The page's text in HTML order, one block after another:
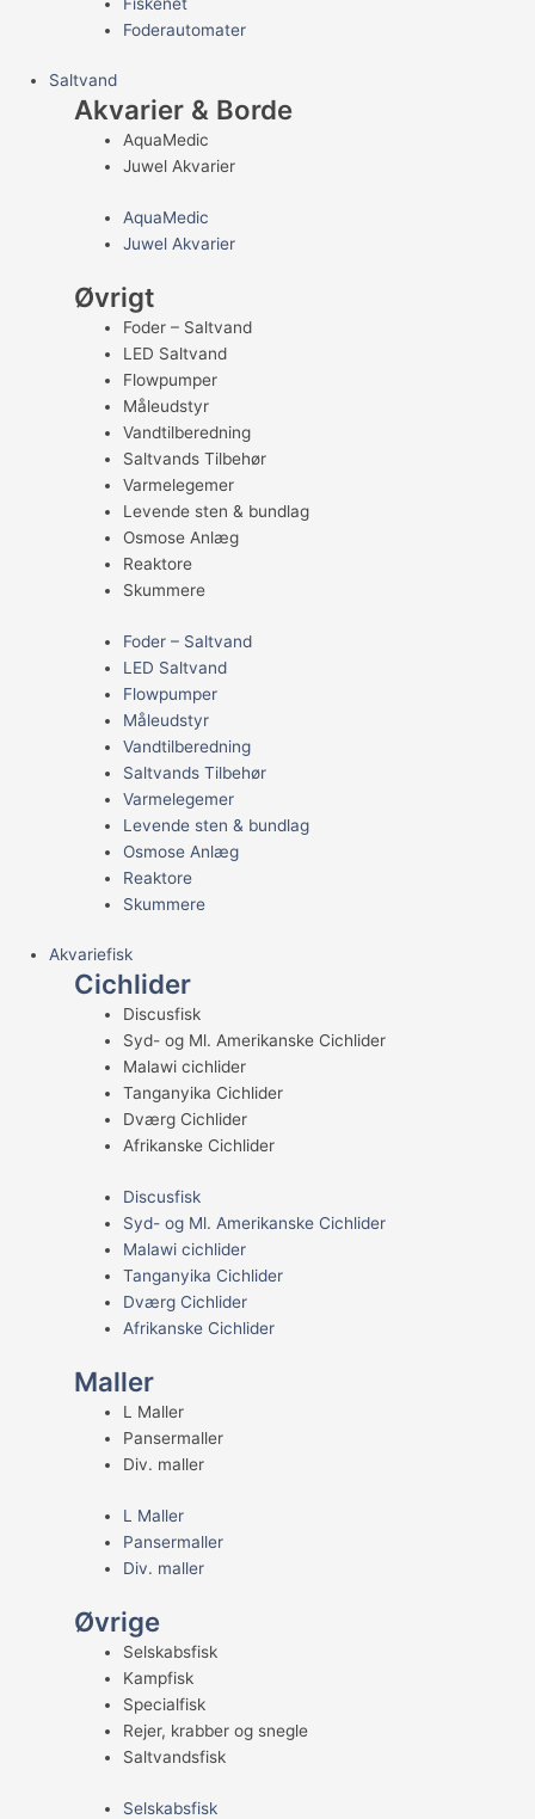
Foderautomater
Saltvand
Akvarier & Borde
AquaMedic
Juwel Akvarier
AquaMedic
Juwel Akvarier
Øvrigt
Foder – Saltvand
LED Saltvand
Flowpumper
Måleudstyr
Vandtilberedning
Saltvands Tilbehør
Varmelegemer
Levende sten & bundlag
Osmose Anlæg
Reaktore
Skummere
Foder – Saltvand
LED Saltvand
Flowpumper
Måleudstyr
Vandtilberedning
Saltvands Tilbehør
Varmelegemer
Levende sten & bundlag
Osmose Anlæg
Reaktore
Skummere
Akvariefisk
Cichlider
Discusfisk
Syd- og Ml. Amerikanske Cichlider
Malawi cichlider
Tanganyika Cichlider
Dværg Cichlider
Afrikanske Cichlider
Discusfisk
Syd- og Ml. Amerikanske Cichlider
Malawi cichlider
Tanganyika Cichlider
Dværg Cichlider
Afrikanske Cichlider
Maller
L Maller
Pansermaller
Div. maller
L Maller
Pansermaller
Div. maller
Øvrige
Selskabsfisk
Kampfisk
Specialfisk
Rejer, krabber og snegle
Saltvandsfisk
Selskabsfisk